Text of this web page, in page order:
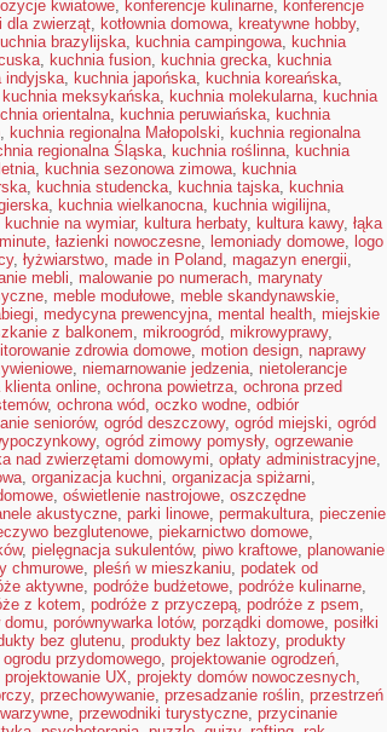
kwiatowe, konferencje kulinarne, konferencje
dla zwierząt, kotłownia domowa, kreatywne hobby,
brazylijska, kuchnia campingowa, kuchnia
, kuchnia fusion, kuchnia grecka, kuchnia
indyjska, kuchnia japońska, kuchnia koreańska,
kuchnia meksykańska, kuchnia molekularna, kuchnia
orientalna, kuchnia peruwiańska, kuchnia
, kuchnia regionalna Małopolski, kuchnia regionalna
regionalna Śląska, kuchnia roślinna, kuchnia
, kuchnia sezonowa zimowa, kuchnia
, kuchnia studencka, kuchnia tajska, kuchnia
, kuchnia wielkanocna, kuchnia wigilijna,
kuchnie na wymiar, kultura herbaty, kultura kawy, łąka
, łazienki nowoczesne, lemoniady domowe, logo
, łyżwiarstwo, made in Poland, magazyn energii,
mebli, malowanie po numerach, marynaty
, meble modułowe, meble skandynawskie,
, medycyna prewencyjna, mental health, miejskie
z balkonem, mikroogród, mikrowyprawy,
zdrowia domowe, motion design, naprawy
, niemarnowanie jedzenia, nietolerancje
klienta online, ochrona powietrza, ochrona przed
, ochrona wód, oczko wodne, odbiór
seniorów, ogród deszczowy, ogród miejski, ogród
, ogród zimowy pomysły, ogrzewanie
nad zwierzętami domowymi, opłaty administracyjne,
, organizacja kuchni, organizacja spiżarni,
, oświetlenie nastrojowe, oszczędne
akustyczne, parki linowe, permakultura, pieczenie
bezglutenowe, piekarnictwo domowe,
, pielęgnacja sukulentów, piwo kraftowe, planowanie
chmurowe, pleśń w mieszkaniu, podatek od
aktywne, podróże budżetowe, podróże kulinarne,
z kotem, podróże z przyczepą, podróże z psem,
domu, porównywarka lotów, porządki domowe, posiłki
bez glutenu, produkty bez laktozy, produkty
przydomowego, projektowanie ogrodzeń,
projektowanie UX, projekty domów nowoczesnych,
, przechowywanie, przesadzanie roślin, przestrzeń
, przewodniki turystyczne, przycinanie